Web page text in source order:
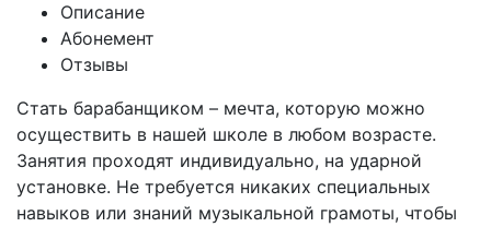
Описание
Абонемент
Отзывы
Стать барабанщиком – мечта, которую можно
осуществить в нашей школе в любом возрасте.
Занятия проходят индивидуально, на ударной
установке. Не требуется никаких специальных
навыков или знаний музыкальной грамоты, чтобы